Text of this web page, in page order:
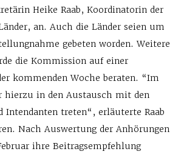
Heike Raab, Koordinatorin der
an. Auch die Länder seien um
gebeten worden. Weitere
die Kommission auf einer
kommenden Woche beraten. “Im
hierzu in den Austausch mit den
Intendanten treten“, erläuterte Raab
Nach Auswertung der Anhörungen
ihre Beitragsempfehlung